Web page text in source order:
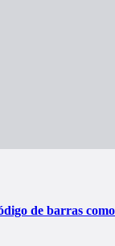
de barras